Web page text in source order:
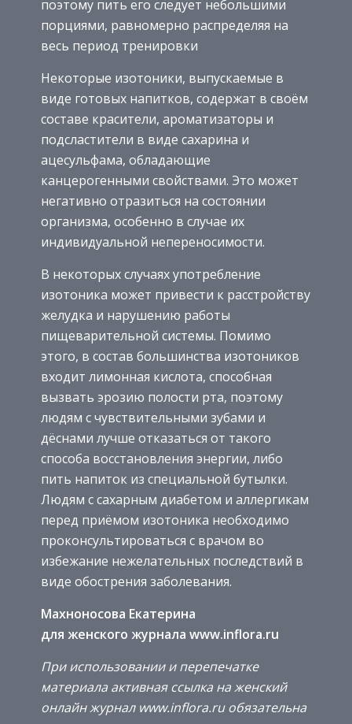
поэтому пить его следует небольшими
порциями, равномерно распределяя на
весь период тренировки
Некоторые изотоники, выпускаемые в
виде готовых напитков, содержат в своём
составе красители, ароматизаторы и
подсластители в виде сахарина и
ацесульфама, обладающие
канцерогенными свойствами. Это может
негативно отразиться на состоянии
организма, особенно в случае их
индивидуальной непереносимости.
В некоторых случаях употребление
изотоника может привести к расстройству
желудка и нарушению работы
пищеварительной системы. Помимо
этого, в состав большинства изотоников
входит лимонная кислота, способная
вызвать эрозию полости рта, поэтому
людям с чувствительными зубами и
дёснами лучше отказаться от такого
способа восстановления энергии, либо
пить напиток из специальной бутылки.
Людям с сахарным диабетом и аллергикам
перед приёмом изотоника необходимо
проконсультироваться с врачом во
избежание нежелательных последствий в
виде обострения заболевания.
Махноносова Екатерина
для женского журнала www.inflora.ru
При использовании и перепечатке
материала активная ссылка на женский
онлайн журнал www.inflora.ru обязательна